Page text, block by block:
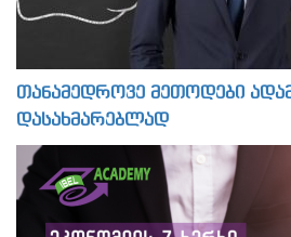
თანამედროვე მეთოდები
დასახმარებლად